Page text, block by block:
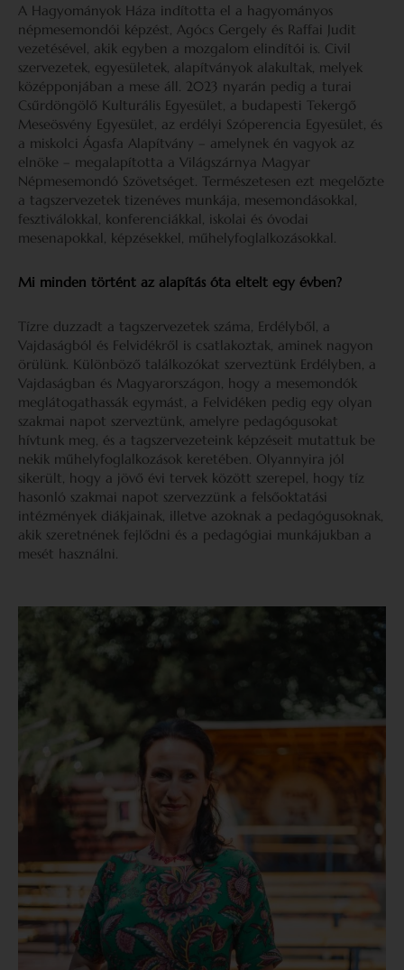
A Hagyományok Háza indította el a hagyományos
népmesemondói képzést, Agócs Gergely és Raffai Judit
vezetésével, akik egyben a mozgalom elindítói is. Civil
szervezetek, egyesületek, alapítványok alakultak, melyek
középponjában a mese áll. 2023 nyarán pedig a turai
Csűrdöngölő Kulturális Egyesület, a budapesti Tekergő
Meseösvény Egyesület, az erdélyi Szóperencia Egyesület, és
a miskolci Ágasfa Alapítvány – amelynek én vagyok az
elnöke – megalapította a Világszárnya Magyar
Népmesemondó Szövetséget. Természetesen ezt megelőzte
a tagszervezetek tizenéves munkája, mesemondásokkal,
fesztiválokkal, konferenciákkal, iskolai és óvodai
mesenapokkal, képzésekkel, műhelyfoglalkozásokkal.
Mi minden történt az alapítás óta eltelt egy évben?
Tízre duzzadt a tagszervezetek száma, Erdélyből, a
Vajdaságból és Felvidékről is csatlakoztak, aminek nagyon
örülünk. Különböző találkozókat szerveztünk Erdélyben, a
Vajdaságban és Magyarországon, hogy a mesemondók
meglátogathassák egymást, a Felvidéken pedig egy olyan
szakmai napot szerveztünk, amelyre pedagógusokat
hívtunk meg, és a tagszervezeteink képzéseit mutattuk be
nekik műhelyfoglalkozások keretében. Olyannyira jól
sikerült, hogy a jövő évi tervek között szerepel, hogy tíz
hasonló szakmai napot szervezzünk a felsőoktatási
intézmények diákjainak, illetve azoknak a pedagógusoknak,
akik szeretnének fejlődni és a pedagógiai munkájukban a
mesét használni.